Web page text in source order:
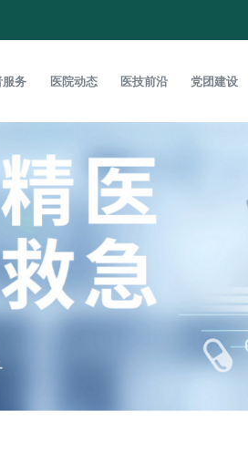
服务 医院动态 医技前沿 党团建设